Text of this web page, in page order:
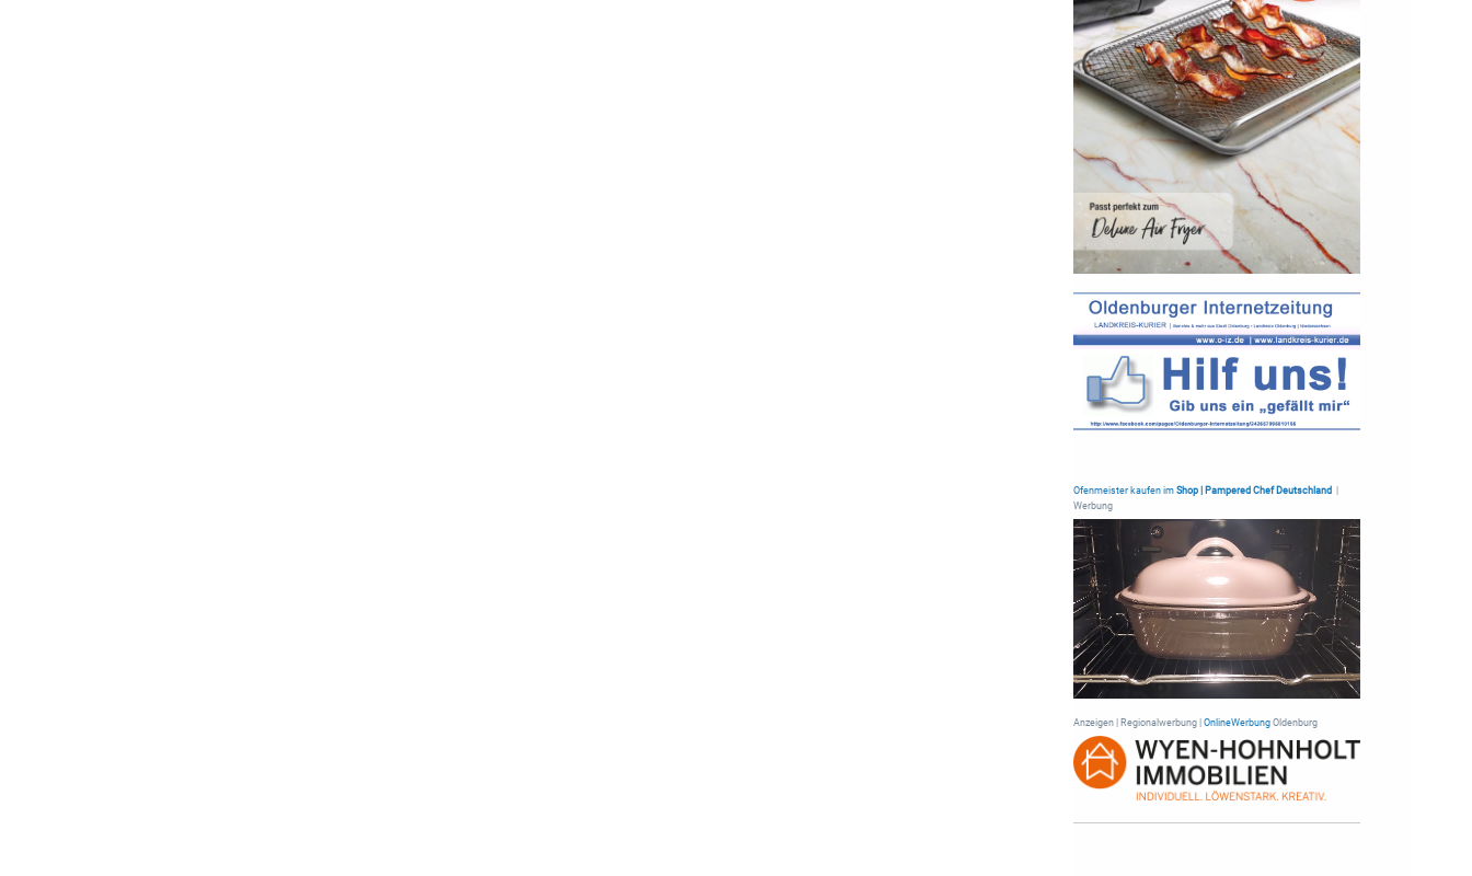
Ofenmeister kaufen im Shop | Pampered Chef Deutschland
Werbung
Anzeigen | Regionalwerbung | OnlineWerbungOldenburg